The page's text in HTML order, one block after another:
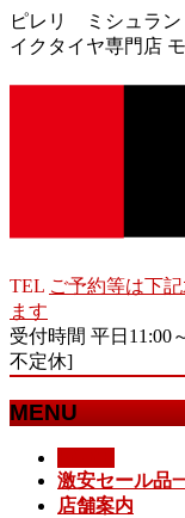
ピレリ ミシュラ
イクタイヤ専門店
TEL ご予約等は下
ます
受付時間 平日11:00
不定休]
MENU
激安セール品
店舗案内